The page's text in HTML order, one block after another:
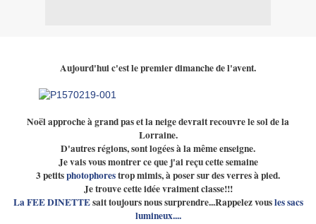
Aujourd'hui c'est le premier dimanche de l'avent.
Noël approche à grand pas et la neige devrait recouvre le sol de la
Lorraine.
D'autres régions, sont logées à la même enseigne.
Je vais vous montrer ce que j'ai reçu cette semaine
3 petitsphotophorestrop mimis, à poser sur des verres à pied.
Je trouve cette idée vraiment classe!!!
La FEE DINETTEsait toujours nous surprendre...Rappelez vousles sacs
lumineux....